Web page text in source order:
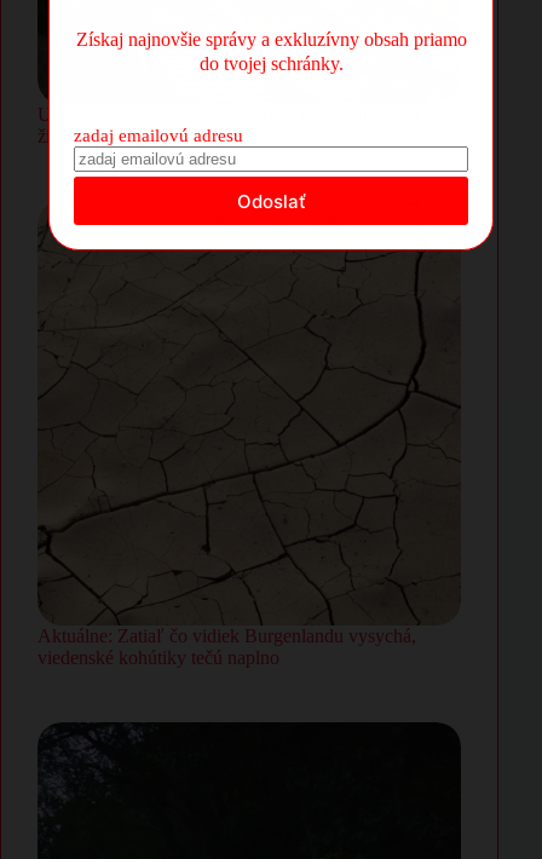
Ubahn: U6 prešla dôležitou premenou, ktorá mení
život celému susedstvu
Aktuálne: Zatiaľ čo vidiek Burgenlandu vysychá,
viedenské kohútiky tečú naplno
Získaj najnovšie správy a exkluzívny obsah priamo
do tvojej schránky.
zadaj emailovú adresu